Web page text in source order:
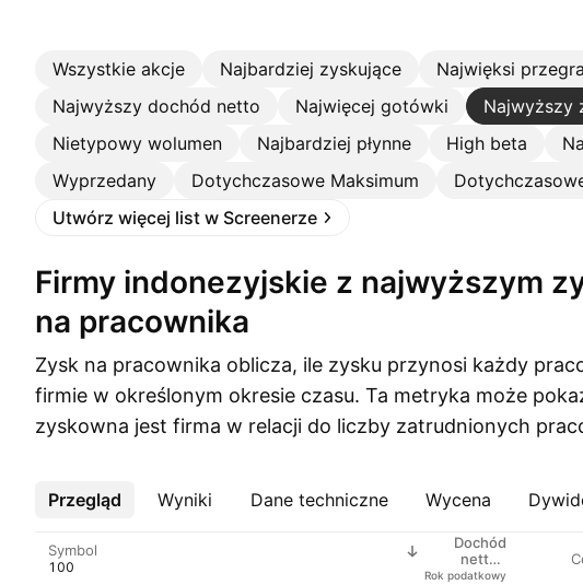
Wszystkie akcje Najbardziej zyskujące Najwięksi
Najwyższy dochód netto
Najwięcej gotówki Najwyższy
Nietypowy wolumen
Najbardziej płynne High beta
Wyprzedany
Dotychczasowe Maksimum
Utwórz więcej list w Screenerze
Firmy indonezyjskie z najwyższym zyskiem
na pracownika
Zysk na pracownika oblicza, ile zysku przynosi każdy
firmie w określonym okresie czasu. Ta metryka może
zyskowna jest firma w relacji do liczby zatrudnionych
Przegląd Wyniki Dane techniczne Wycena
Więcej
Symbol
Dochód
netto /
pracownicy
Rok podatkowy